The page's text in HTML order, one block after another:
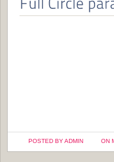
POSTED BY ADMIN ON